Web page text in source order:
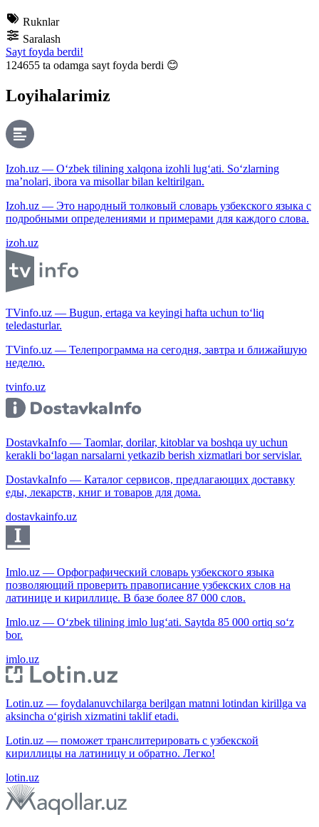
Ruknlar
Saralash
Sayt foyda berdi!
124655 ta odamga sayt foyda berdi 😊
Loyihalarimiz
Izoh.uz — O‘zbek tilining xalqona izohli lug‘ati. So‘zlarning
ma’nolari, ibora va misollar bilan keltirilgan.
Izoh.uz — Это народный толковый словарь узбекского языка с
подробными определениями и примерами для каждого слова.
izoh.uz
TVinfo.uz — Bugun, ertaga va keyingi hafta uchun to‘liq
teledasturlar.
TVinfo.uz — Телепрограмма на сегодня, завтра и ближайшую
неделю.
tvinfo.uz
DostavkaInfo — Taomlar, dorilar, kitoblar va boshqa uy uchun
kerakli bo‘lagan narsalarni yetkazib berish xizmatlari bor servislar.
DostavkaInfo — Каталог сервисов, предлагающих доставку
еды, лекарств, книг и товаров для дома.
dostavkainfo.uz
Imlo.uz — Орфографический словарь узбекского языка
позволяющий проверить правописание узбекских слов на
латинице и кириллице. В базе более 87 000 слов.
Imlo.uz — O‘zbek tilining imlo lug‘ati. Saytda 85 000 ortiq so‘z
bor.
imlo.uz
Lotin.uz — foydalanuvchilarga berilgan matnni lotindan kirillga va
aksincha o‘girish xizmatini taklif etadi.
Lotin.uz — поможет транслитерировать с узбекской
кириллицы на латиницу и обратно. Легко!
lotin.uz